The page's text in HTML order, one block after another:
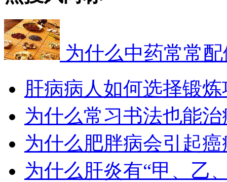
为什么中药常常
肝病病人如何选择锻炼
为什么常习书法也能治
为什么肥胖病会引起癌
为什么肝炎有“甲、乙